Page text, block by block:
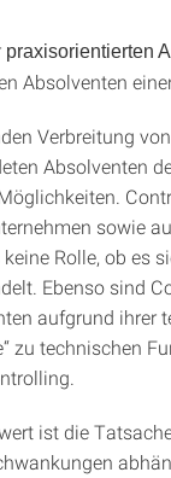
praxisorientierten
Absolventen
Verbreitung
Absolventen
sowie
Rolle, ob es
Ebenso sind
aufgrund ihrer
zu technischen
ist die